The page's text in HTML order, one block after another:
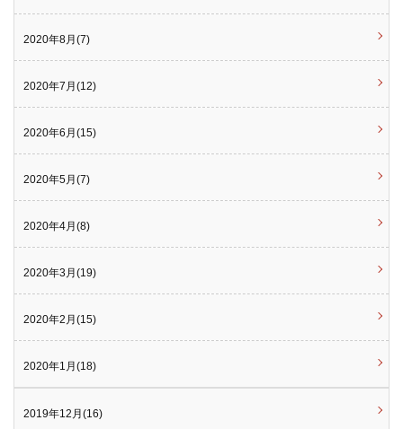
2020年8月(7)
2020年7月(12)
2020年6月(15)
2020年5月(7)
2020年4月(8)
2020年3月(19)
2020年2月(15)
2020年1月(18)
2019年12月(16)